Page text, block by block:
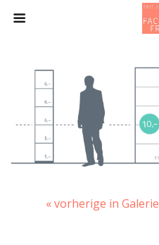
« vorherige in Galerie